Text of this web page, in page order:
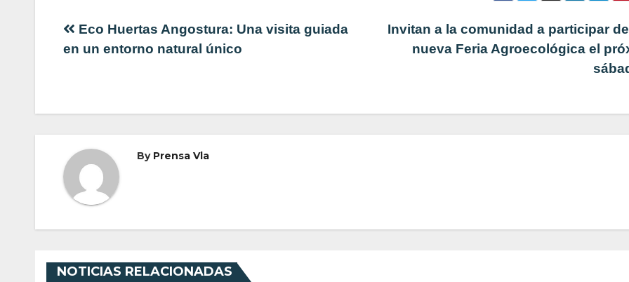
Navegación
Invitan a la comunidad a participar
nueva Feria Agroecológica el
Eco Huertas Angostura: Una visita guiada
en un entorno natural único
By Prensa Vla
NOTICIAS RELACIONADAS